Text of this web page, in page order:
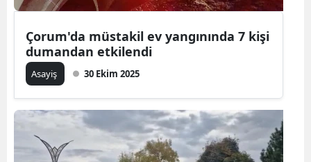
Çorum'da müstakil ev yangınında 7 kişi
dumandan etkilendi
Asayiş 30 Ekim 2025